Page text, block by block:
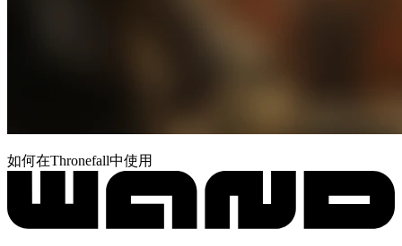
如何在Thronefall中使用